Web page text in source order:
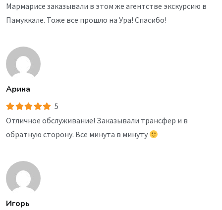
Мармарисе заказывали в этом же агентстве экскурсию в
Памуккале. Тоже все прошло на Ура! Спасибо!
Арина
5
Отличное обслуживание! Заказывали трансфер и в
обратную сторону. Все минута в минуту
Игорь